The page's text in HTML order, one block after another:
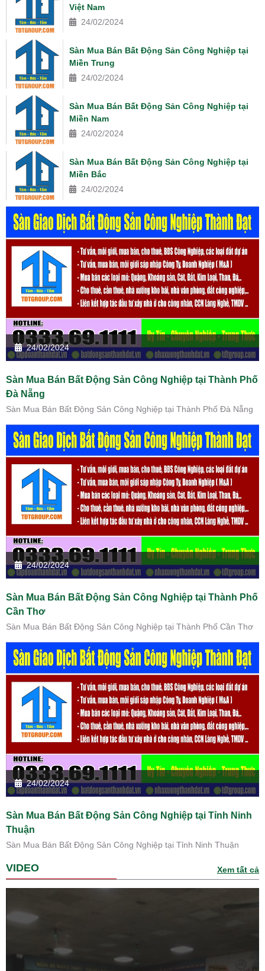
Việt Nam
24/02/2024
Sàn Mua Bán Bất Động Sản Công Nghiệp tại
Miền Trung
24/02/2024
Sàn Mua Bán Bất Động Sản Công Nghiệp tại
Miền Nam
24/02/2024
Sàn Mua Bán Bất Động Sản Công Nghiệp tại
Miền Bắc
24/02/2024
24/02/2024
Sàn Mua Bán Bất Động Sản Công Nghiệp tại Thành Phố
Đà Nẵng
Sàn Mua Bán Bất Động Sản Công Nghiệp tại Thành Phố Đà Nẵng
24/02/2024
Sàn Mua Bán Bất Động Sản Công Nghiệp tại Thành Phố
Cần Thơ
Sàn Mua Bán Bất Động Sản Công Nghiệp tại Thành Phố Cần Thơ
24/02/2024
Sàn Mua Bán Bất Động Sản Công Nghiệp tại Tỉnh Ninh
Thuận
Sàn Mua Bán Bất Động Sản Công Nghiệp tại Tỉnh Ninh Thuận
VIDEO Xem tất cả